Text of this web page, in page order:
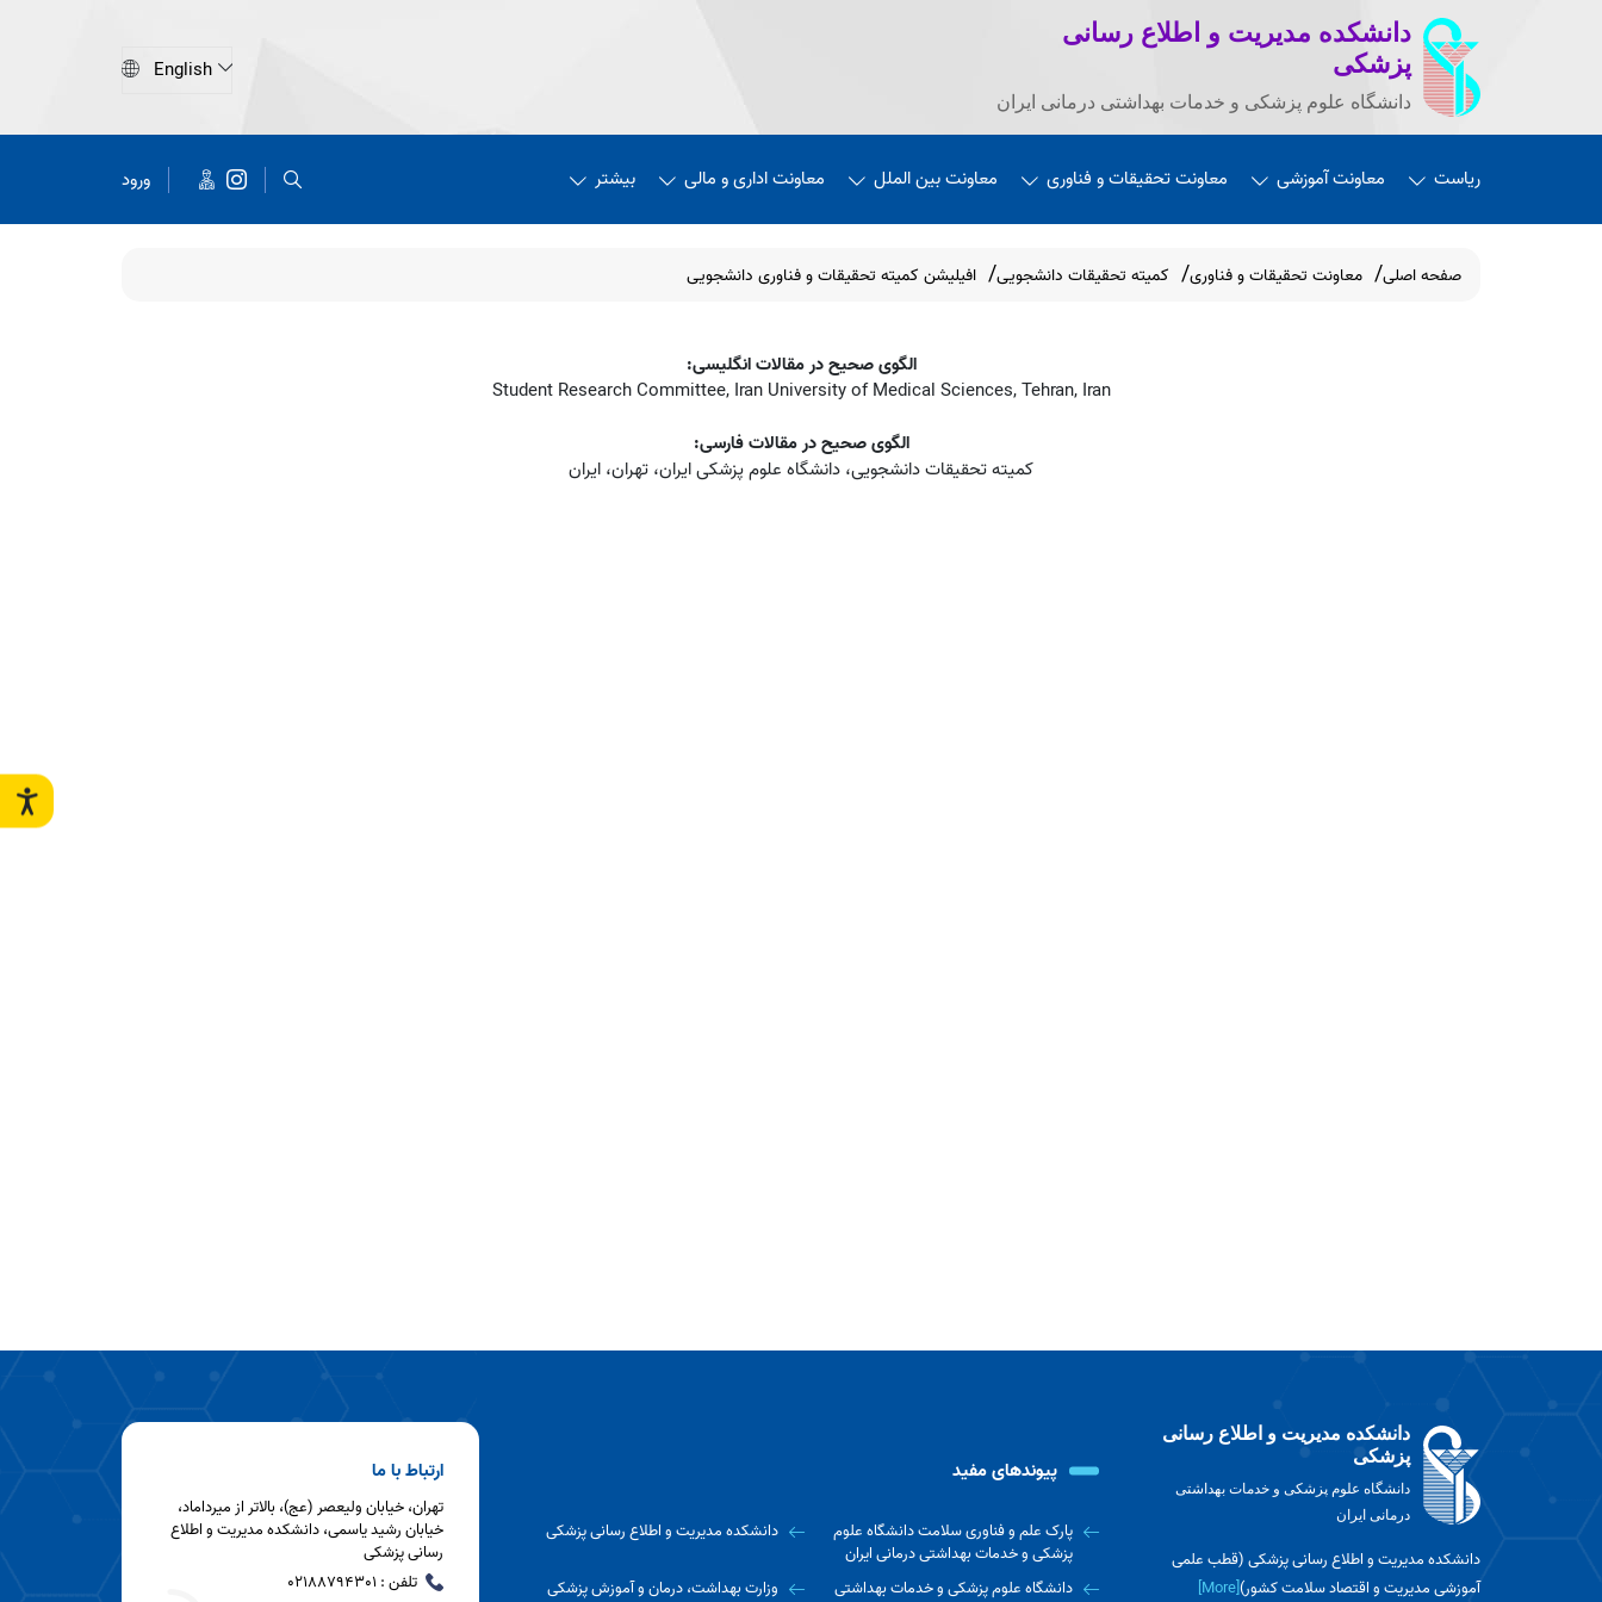
دانشکده مدیریت و اطلاع رسانی
پزشکی
دانشگاه علوم پزشکی و خدمات بهداشتی درمانی ایران
ریاست معاونت آموزشی معاونت تحقیقات و فناوری معاونت بین الملل معاونت اداری و مالی بیشتر ورود
صفحه اصلی معاونت تحقیقات و فناوری کمیته تحقیقات دانشجویی افیلیشن کمیته تحقیقات و فناوری دانشجویی
الگوی صحیح در مقالات انگلیسی:
Student Research Committee, Iran University of Medical Sciences, Tehran, Iran
الگوی صحیح در مقالات فارسی:
کمیته تحقیقات دانشجویی، دانشگاه علوم پزشکی ایران، تهران، ایران
دانشکده مدیریت و اطلاع رسانی
پزشکی
دانشگاه علوم پزشکی و خدمات بهداشتی
درمانی ایران
دانشکده مدیریت و اطلاع رسانی پزشکی (قطب علمی
آموزشی مدیریت و اقتصاد سلامت کشور)[More]
پیوندهای مفید
پارک علم و فناوری سلامت دانشگاه علوم
پزشکی و خدمات بهداشتی درمانی ایران
دانشکده مدیریت و اطلاع رسانی پزشکی
دانشگاه علوم پزشکی و خدمات بهداشتی
وزارت بهداشت، درمان و آموزش پزشکی
ارتباط با ما
تهران، خیابان ولیعصر (عج)، بالاتر از میرداماد،
خیابان رشید یاسمی، دانشکده مدیریت و اطلاع
رسانی پزشکی
تلفن : 02188794301